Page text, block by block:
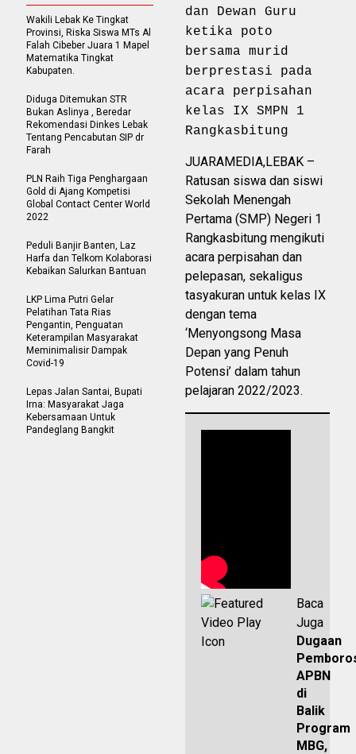
dan Dewan Guru
ketika poto
bersama murid
berprestasi pada
acara perpisahan
kelas IX SMPN 1
Rangkasbitung
JUARAMEDIA,LEBAK –
Ratusan siswa dan siswi
Sekolah Menengah
Pertama (SMP) Negeri 1
Rangkasbitung mengikuti
acara perpisahan dan
pelepasan, sekaligus
tasyakuran untuk kelas IX
dengan tema
‘Menyongsong Masa
Depan yang Penuh
Potensi’ dalam tahun
pelajaran 2022/2023.
Baca
Juga
Dugaan
APBN
di
Balik
Program
MBG,
Wakili Lebak Ke Tingkat
Provinsi, Riska Siswa MTs Al
Falah Cibeber Juara 1 Mapel
Matematika Tingkat
Kabupaten.
Diduga Ditemukan STR
Bukan Aslinya , Beredar
Rekomendasi Dinkes Lebak
Tentang Pencabutan SIP dr
Farah
PLN Raih Tiga Penghargaan
Gold di Ajang Kompetisi
Global Contact Center World
2022
Peduli Banjir Banten, Laz
Harfa dan Telkom Kolaborasi
Kebaikan Salurkan Bantuan
LKP Lima Putri Gelar
Pelatihan Tata Rias
Pengantin, Penguatan
Keterampilan Masyarakat
Meminimalisir Dampak
Covid-19
Lepas Jalan Santai, Bupati
Irna: Masyarakat Jaga
Kebersamaan Untuk
Pandeglang Bangkit